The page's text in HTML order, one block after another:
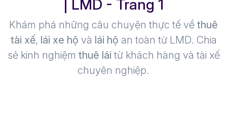
| LMD - Trang 1​
Khám phá những câu chuyện thực tế về thuê
tài xế, lái xe hộ và lái hộ an toàn từ LMD. Chia
sẻ kinh nghiệm thuê lái từ khách hàng và tài xế
chuyên nghiệp.